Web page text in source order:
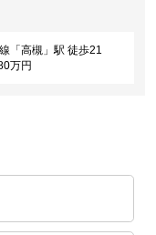
「高槻」駅 徒歩21
万円